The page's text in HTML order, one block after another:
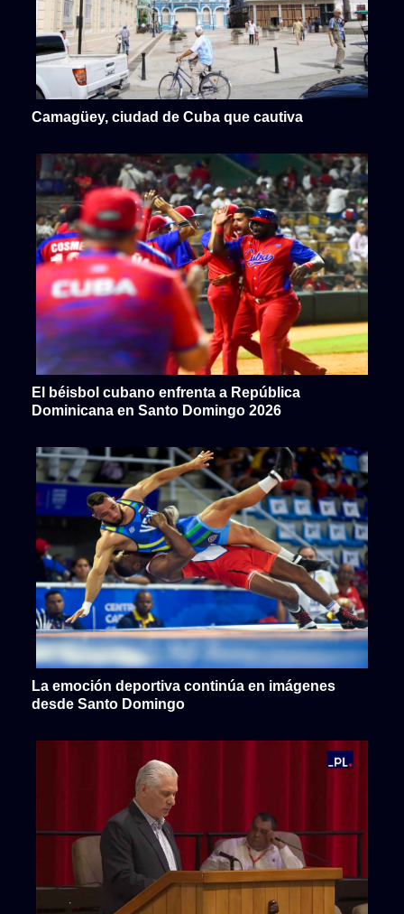
Camagüey, ciudad de Cuba que cautiva
El béisbol cubano enfrenta a República
Dominicana en Santo Domingo 2026
La emoción deportiva continúa en imágenes
desde Santo Domingo